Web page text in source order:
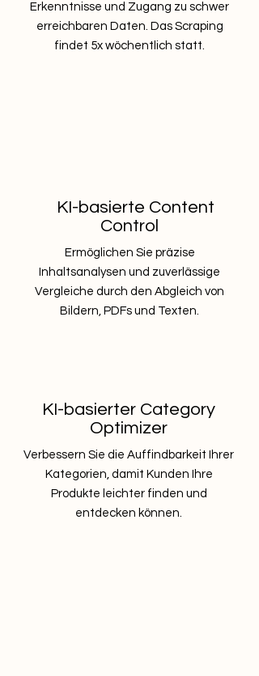
Erkenntnisse und Zugang zu schwer
erreichbaren Daten. Das Scraping
findet 5x wöchentlich statt.
KI-basierte Content
Control
Ermöglichen Sie präzise
Inhaltsanalysen und zuverlässige
Vergleiche durch den Abgleich von
Bildern, PDFs und Texten.
KI-basierter Category
Optimizer
Verbessern Sie die Auffindbarkeit Ihrer
Kategorien, damit Kunden Ihre
Produkte leichter finden und
entdecken können.